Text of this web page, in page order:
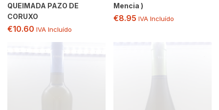
QUEIMADA PAZO DE
CORUXO
€10.60 IVA Incluído
Mencia )
€8.95 IVA Incluído